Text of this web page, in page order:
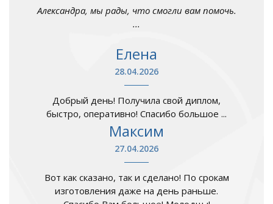
Александра, мы рады, что смогли вам помочь.
...
Елена
28.04.2026
Добрый день! Получила свой диплом,
быстро, оперативно! Спасибо большое ...
Максим
27.04.2026
Вот как сказано, так и сделано! По срокам
изготовления даже на день раньше.